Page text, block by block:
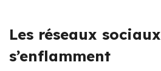
Les réseaux sociaux
s’enflamment